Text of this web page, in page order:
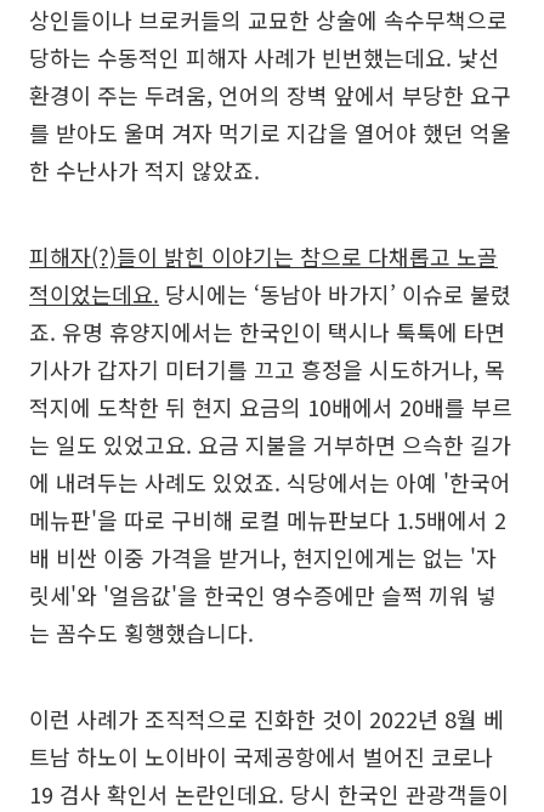
상인들이나 브로커들의 교묘한 상술에 속수무책으로
당하는 수동적인 피해자 사례가 빈번했는데요. 낯선
환경이 주는 두려움, 언어의 장벽 앞에서 부당한 요구
를 받아도 울며 겨자 먹기로 지갑을 열어야 했던 억울
한 수난사가 적지 않았죠.
피해자(?)들이 밝힌 이야기는 참으로 다채롭고 노골
적이었는데요. 당시에는 ‘동남아 바가지’ 이슈로 불렸
죠. 유명 휴양지에서는 한국인이 택시나 툭툭에 타면
기사가 갑자기 미터기를 끄고 흥정을 시도하거나, 목
적지에 도착한 뒤 현지 요금의 10배에서 20배를 부르
는 일도 있었고요. 요금 지불을 거부하면 으슥한 길가
에 내려두는 사례도 있었죠. 식당에서는 아예 '한국어
메뉴판'을 따로 구비해 로컬 메뉴판보다 1.5배에서 2
배 비싼 이중 가격을 받거나, 현지인에게는 없는 '자
릿세'와 '얼음값'을 한국인 영수증에만 슬쩍 끼워 넣
는 꼼수도 횡행했습니다.
이런 사례가 조직적으로 진화한 것이 2022년 8월 베
트남 하노이 노이바이 국제공항에서 벌어진 코로나
19 검사 확인서 논란인데요. 당시 한국인 관광객들이